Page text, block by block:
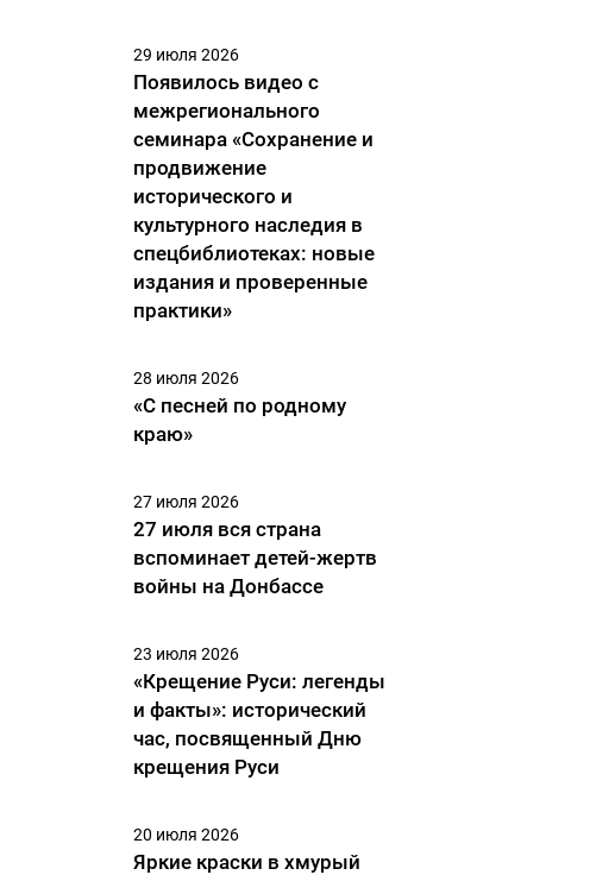
29 июля 2026
Появилось видео с
межрегионального
семинара «Сохранение и
продвижение
исторического и
культурного наследия в
спецбиблиотеках: новые
издания и проверенные
практики»
28 июля 2026
«С песней по родному
краю»
27 июля 2026
27 июля вся страна
вспоминает детей-жертв
войны на Донбассе
23 июля 2026
«Крещение Руси: легенды
и факты»: исторический
час, посвященный Дню
крещения Руси
20 июля 2026
Яркие краски в хмурый